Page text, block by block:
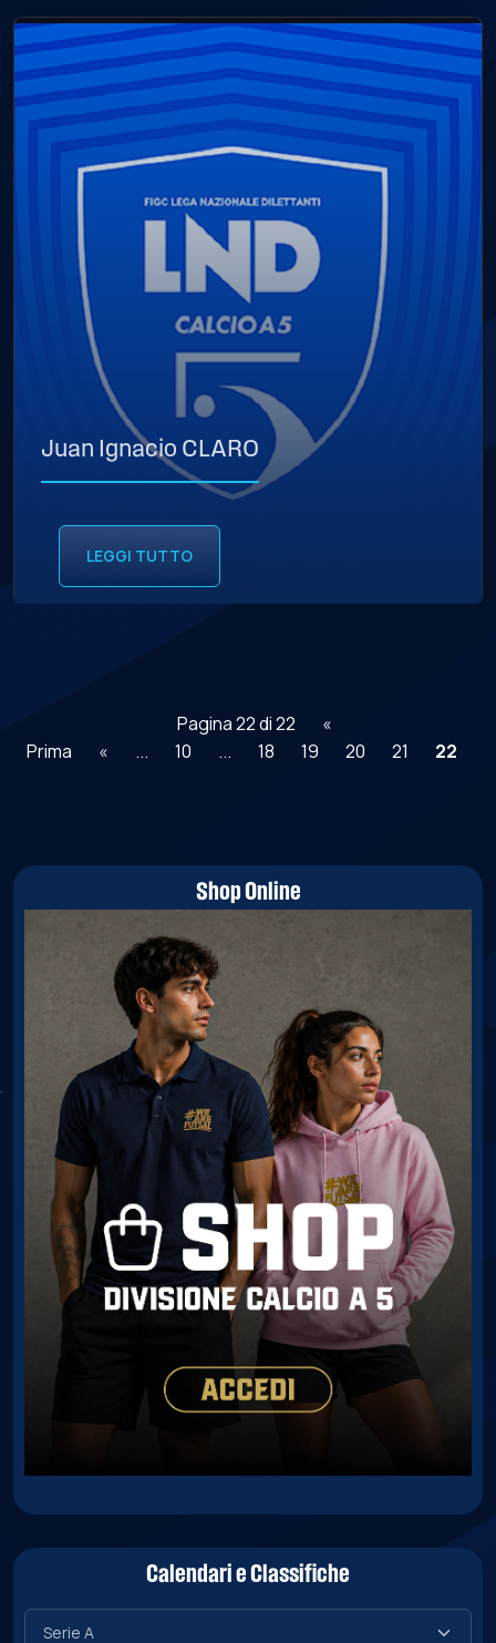
Juan Ignacio CLARO
LEGGI TUTTO
Pagina 22 di 22
«
Prima
« ... 10 ... 18 19 20 21 22
Shop Online
Calendari e Classifiche